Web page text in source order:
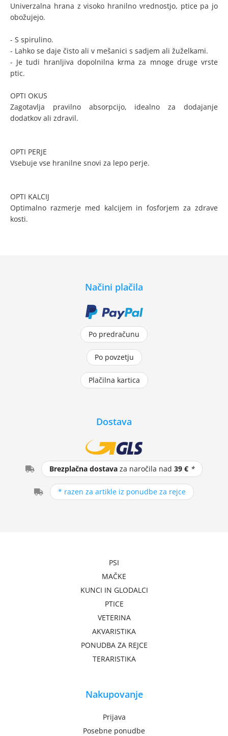
Univerzalna hrana z visoko hranilno vrednostjo, ptice pa jo
obožujejo.
- S spirulino.
- Lahko se daje čisto ali v mešanici s sadjem ali žuželkami.
- Je tudi hranljiva dopolnilna krma za mnoge druge vrste
ptic.
OPTI OKUS
Zagotavlja pravilno absorpcijo, idealno za dodajanje
dodatkov ali zdravil.
OPTI PERJE
Vsebuje vse hranilne snovi za lepo perje.
OPTI KALCIJ
Optimalno razmerje med kalcijem in fosforjem za zdrave
kosti.
Načini plačila
Po predračunu
Po povzetju
Plačilna kartica
Dostava
Brezplačna dostava za naročila nad39 € *
* razen za artikle iz ponudbe za rejce
PSI
MAČKE
KUNCI IN GLODALCI
PTICE
VETERINA
AKVARISTIKA
PONUDBA ZA REJCE
TERARISTIKA
Nakupovanje
Prijava
Posebne ponudbe